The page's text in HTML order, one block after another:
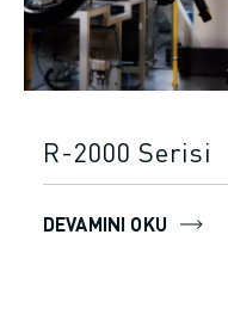
R-2000 Serisi
DEVAMINI OKU